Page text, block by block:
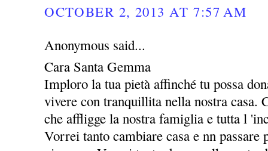
OCTOBER 2, 2013 AT 7:57 AM
Anonymous said...
Cara Santa Gemma
Imploro la tua pietà affinché tu possa
vivere con tranquillita nella nostra casa.
che affligge la nostra famiglia e tutta l
Vorrei tanto cambiare casa e nn